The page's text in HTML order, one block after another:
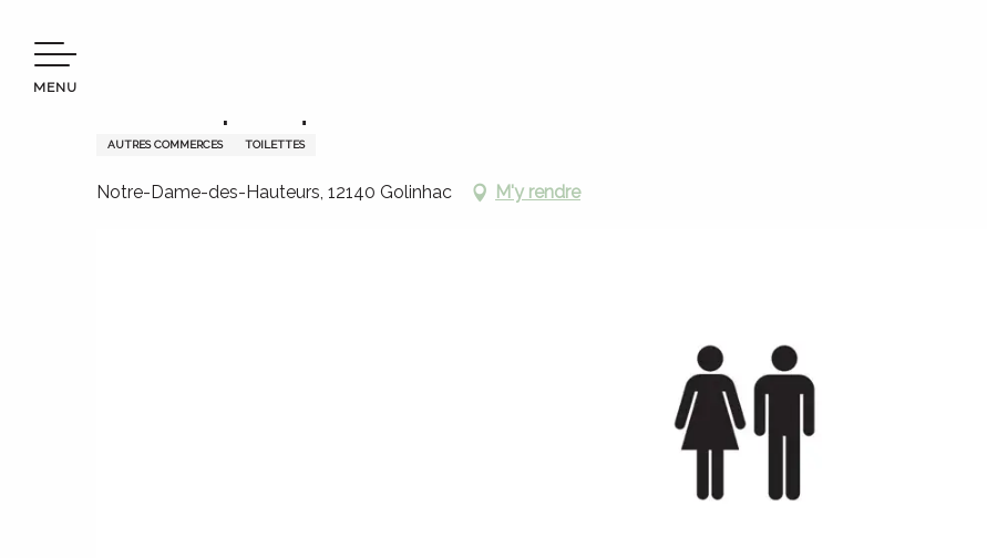
contenu
principal
MENU
AUTRES COMMERCES TOILETTES
Notre-Dame-des-Hauteurs, 12140 Golinhac M'y rendre